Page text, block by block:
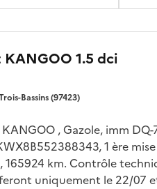
KANGOO 1.5 dci
Bassins (97423)
KANGOO , Gazole, imm
1 ère
165924 km. Contrôle
uniquement le 22/07